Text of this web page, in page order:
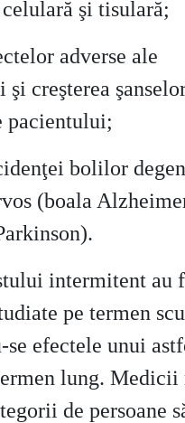
şi tisulară;
adverse ale
creşterea
pacientului;
bolilor
(boala
intermitent au
pe termen
se efectele unui
lung. Medicii
de persoane